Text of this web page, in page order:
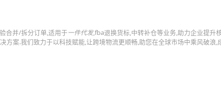
合并/拆分订单,适用于一件代发,fba退换货标,中转补仓等业务,助力企业提升
方案.我们致力于以科技赋能,让跨境物流更顺畅,助您在全球市场中乘风破浪,